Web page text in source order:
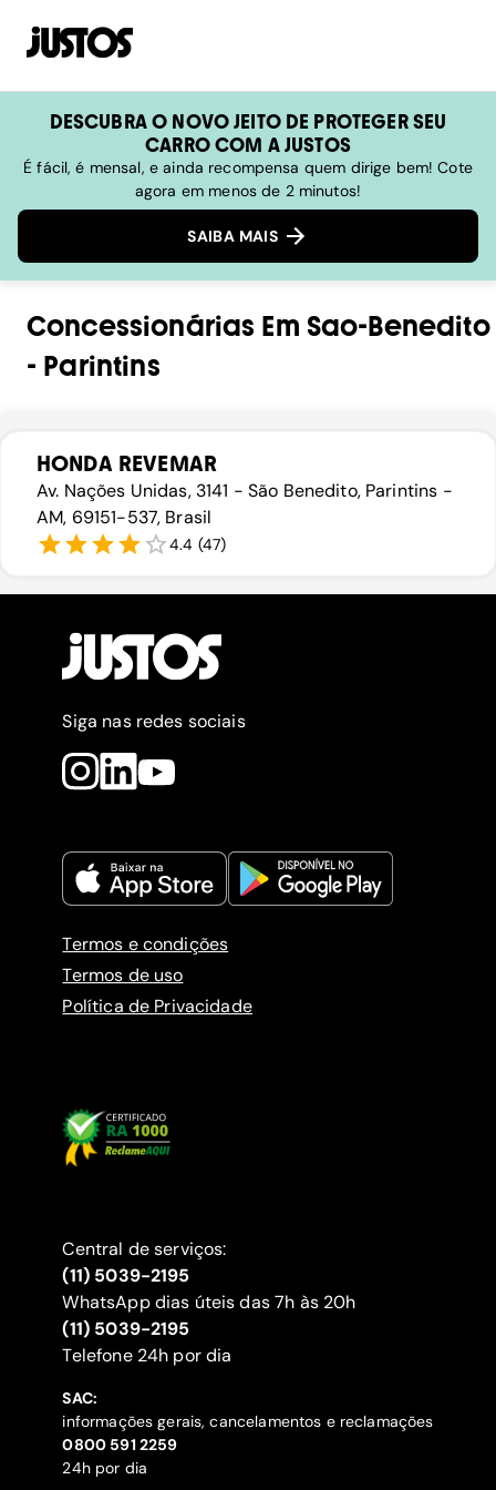
DESCUBRA O NOVO JEITO DE PROTEGER SEU
CARRO COM A JUSTOS
É fácil, é mensal, e ainda recompensa quem dirige bem! Cote
agora em menos de 2 minutos!
SAIBA MAIS
Concessionárias Em Sao-Benedito
- Parintins
HONDA REVEMAR
Av. Nações Unidas, 3141 - São Benedito, Parintins -
AM, 69151-537, Brasil
4.4 (47)
Siga nas redes sociais
Termos e condições
Termos de uso
Política de Privacidade
Central de serviços:
(11) 5039-2195
WhatsApp dias úteis das 7h às 20h
(11) 5039-2195
‍Telefone 24h por dia
SAC:
informações gerais, cancelamentos e reclamações
‍0800 591 2259
24h por dia